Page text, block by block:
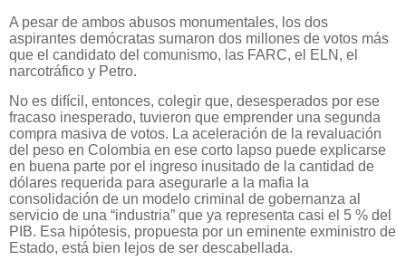
A pesar de ambos abusos monumentales, los dos
aspirantes demócratas sumaron dos millones de votos más
que el candidato del comunismo, las FARC, el ELN, el
narcotráfico y Petro.
No es difícil, entonces, colegir que, desesperados por ese
fracaso inesperado, tuvieron que emprender una segunda
compra masiva de votos. La aceleración de la revaluación
del peso en Colombia en ese corto lapso puede explicarse
en buena parte por el ingreso inusitado de la cantidad de
dólares requerida para asegurarle a la mafia la
consolidación de un modelo criminal de gobernanza al
servicio de una “industria” que ya representa casi el 5 % del
PIB. Esa hipótesis, propuesta por un eminente exministro de
Estado, está bien lejos de ser descabellada.